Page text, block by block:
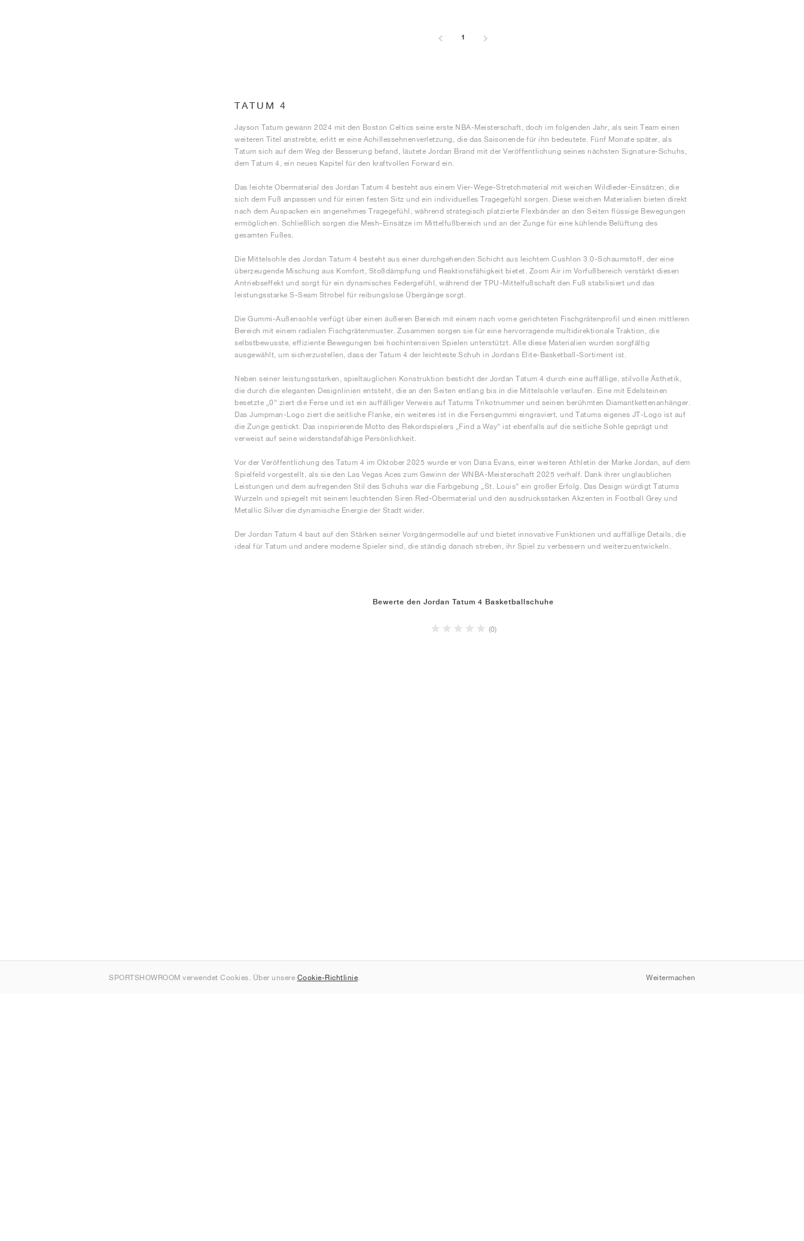
1
TATUM 4
Jayson Tatum gewann 2024 mit den Boston Celtics seine erste NBA-Meisterschaft, doch im folgenden Jahr, als sein Team einen
weiteren Titel anstrebte, erlitt er eine Achillessehnenverletzung, die das Saisonende für ihn bedeutete. Fünf Monate später, als
Tatum sich auf dem Weg der Besserung befand, läutete Jordan Brand mit der Veröffentlichung seines nächsten Signature-Schuhs,
dem Tatum 4, ein neues Kapitel für den kraftvollen Forward ein.
Das leichte Obermaterial des Jordan Tatum 4 besteht aus einem Vier-Wege-Stretchmaterial mit weichen Wildleder-Einsätzen, die
sich dem Fuß anpassen und für einen festen Sitz und ein individuelles Tragegefühl sorgen. Diese weichen Materialien bieten direkt
nach dem Auspacken ein angenehmes Tragegefühl, während strategisch platzierte Flexbänder an den Seiten flüssige Bewegungen
ermöglichen. Schließlich sorgen die Mesh-Einsätze im Mittelfußbereich und an der Zunge für eine kühlende Belüftung des
gesamten Fußes.
Die Mittelsohle des Jordan Tatum 4 besteht aus einer durchgehenden Schicht aus leichtem Cushlon 3.0-Schaumstoff, der eine
überzeugende Mischung aus Komfort, Stoßdämpfung und Reaktionsfähigkeit bietet. Zoom Air im Vorfußbereich verstärkt diesen
Antriebseffekt und sorgt für ein dynamisches Federgefühl, während der TPU-Mittelfußschaft den Fuß stabilisiert und das
leistungsstarke S-Seam Strobel für reibungslose Übergänge sorgt.
Die Gummi-Außensohle verfügt über einen äußeren Bereich mit einem nach vorne gerichteten Fischgrätenprofil und einen mittleren
Bereich mit einem radialen Fischgrätenmuster. Zusammen sorgen sie für eine hervorragende multidirektionale Traktion, die
selbstbewusste, effiziente Bewegungen bei hochintensiven Spielen unterstützt. Alle diese Materialien wurden sorgfältig
ausgewählt, um sicherzustellen, dass der Tatum 4 der leichteste Schuh in Jordans Elite-Basketball-Sortiment ist.
Neben seiner leistungsstarken, spieltauglichen Konstruktion besticht der Jordan Tatum 4 durch eine auffällige, stilvolle Ästhetik,
die durch die eleganten Designlinien entsteht, die an den Seiten entlang bis in die Mittelsohle verlaufen. Eine mit Edelsteinen
besetzte „0“ ziert die Ferse und ist ein auffälliger Verweis auf Tatums Trikotnummer und seinen berühmten Diamantkettenanhänger.
Das Jumpman-Logo ziert die seitliche Flanke, ein weiteres ist in die Fersengummi eingraviert, und Tatums eigenes JT-Logo ist auf
die Zunge gestickt. Das inspirierende Motto des Rekordspielers „Find a Way“ ist ebenfalls auf die seitliche Sohle geprägt und
verweist auf seine widerstandsfähige Persönlichkeit.
Vor der Veröffentlichung des Tatum 4 im Oktober 2025 wurde er von Dana Evans, einer weiteren Athletin der Marke Jordan, auf dem
Spielfeld vorgestellt, als sie den Las Vegas Aces zum Gewinn der WNBA-Meisterschaft 2025 verhalf. Dank ihrer unglaublichen
Leistungen und dem aufregenden Stil des Schuhs war die Farbgebung „St. Louis“ ein großer Erfolg. Das Design würdigt Tatums
Wurzeln und spiegelt mit seinem leuchtenden Siren Red-Obermaterial und den ausdrucksstarken Akzenten in Football Grey und
Metallic Silver die dynamische Energie der Stadt wider.
Der Jordan Tatum 4 baut auf den Stärken seiner Vorgängermodelle auf und bietet innovative Funktionen und auffällige Details, die
ideal für Tatum und andere moderne Spieler sind, die ständig danach streben, ihr Spiel zu verbessern und weiterzuentwickeln.
Bewerte den Jordan Tatum 4 Basketballschuhe
(0)
SPORTSHOWROOM verwendet Cookies. Über unsere Cookie-Richtlinie Weitermachen